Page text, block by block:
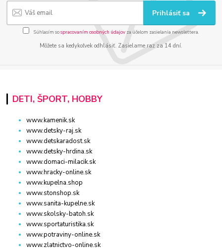
Prihlásiť sa
Súhlasím sospracovaním osobných údajov za účelom zasielania newslettera.
Môžete sa kedykoľvek odhlásiť. Zasielame raz za 14 dní.
DETI, ŠPORT, HOBBY
www.kamenik.sk
www.detsky-raj.sk
www.detskaradost.sk
www.detsky-hrdina.sk
www.domaci-milacik.sk
www.hracky-online.sk
www.kupelna.shop
www.stonshop.sk
www.sanita-kupelne.sk
www.skolsky-batoh.sk
www.sportaturistika.sk
www.potraviny-online.sk
www.zlatnictvo-online.sk